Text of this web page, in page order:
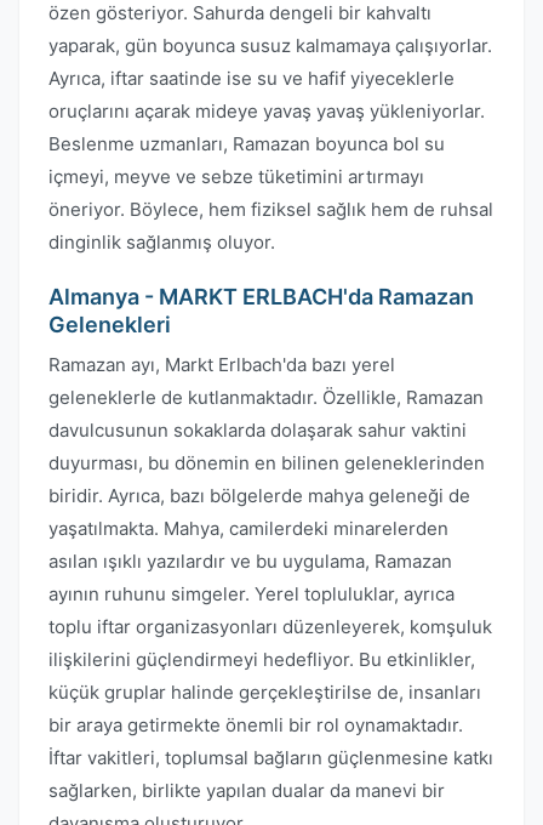
özen gösteriyor. Sahurda dengeli bir kahvaltı
yaparak, gün boyunca susuz kalmamaya çalışıyorlar.
Ayrıca, iftar saatinde ise su ve hafif yiyeceklerle
oruçlarını açarak mideye yavaş yavaş yükleniyorlar.
Beslenme uzmanları, Ramazan boyunca bol su
içmeyi, meyve ve sebze tüketimini artırmayı
öneriyor. Böylece, hem fiziksel sağlık hem de ruhsal
dinginlik sağlanmış oluyor.
Almanya - MARKT ERLBACH'da Ramazan
Gelenekleri
Ramazan ayı, Markt Erlbach'da bazı yerel
geleneklerle de kutlanmaktadır. Özellikle, Ramazan
davulcusunun sokaklarda dolaşarak sahur vaktini
duyurması, bu dönemin en bilinen geleneklerinden
biridir. Ayrıca, bazı bölgelerde mahya geleneği de
yaşatılmakta. Mahya, camilerdeki minarelerden
asılan ışıklı yazılardır ve bu uygulama, Ramazan
ayının ruhunu simgeler. Yerel topluluklar, ayrıca
toplu iftar organizasyonları düzenleyerek, komşuluk
ilişkilerini güçlendirmeyi hedefliyor. Bu etkinlikler,
küçük gruplar halinde gerçekleştirilse de, insanları
bir araya getirmekte önemli bir rol oynamaktadır.
İftar vakitleri, toplumsal bağların güçlenmesine katkı
sağlarken, birlikte yapılan dualar da manevi bir